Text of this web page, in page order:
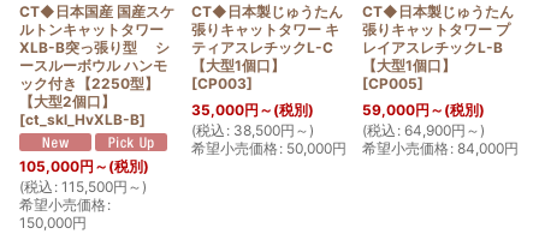
CT◆日本国産 国産スケ
ルトンキャットタワー
XLB-B突っ張り型 シ
ースルーボウル ハンモ
ック付き【2250型】
【大型2個口】
[ct_skl_HvXLB-B]
105,000円 ～ (税別)
(税込 : 115,500円 ～)
希望小売価格:
150,000円
CT◆日本製じゅうたん
張りキャットタワー キ
ティアスレチックL-C
【大型1個口】
[CP003]
35,000円 ～ (税別)
(税込 : 38,500円 ～)
希望小売価格: 50,000円
CT◆日本製じゅうたん
張りキャットタワー プ
レイアスレチックL-B
【大型1個口】
[CP005]
59,000円 ～ (税別)
(税込 : 64,900円 ～)
希望小売価格: 84,000円